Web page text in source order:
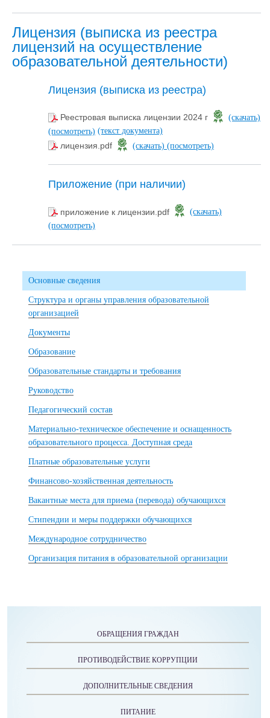
Лицензия (выписка из реестра
лицензий на осуществление
образовательной деятельности)
Лицензия (выписка из реестра)
Реестровая выписка лицензии 2024 г
(скачать)
(посмотреть) (текст документа)
лицензия.pdf (скачать) (посмотреть)
Приложение (при наличии)
приложение к лицензии.pdf
(скачать)
(посмотреть)
Основные сведения
Структура и органы управления образовательной
организацией
Документы
Образование
Образовательные стандарты и требования
Руководство
Педагогический состав
Материально-техническое обеспечение и оснащенность
образовательного процесса. Доступная среда
Платные образовательные услуги
Финансово-хозяйственная деятельность
Вакантные места для приема (перевода) обучающихся
Стипендии и меры поддержки обучающихся
Международное сотрудничество
Организация питания в образовательной организации
ОБРАЩЕНИЯ ГРАЖДАН
ПРОТИВОДЕЙСТВИЕ КОРРУПЦИИ
ДОПОЛНИТЕЛЬНЫЕ СВЕДЕНИЯ
ПИТАНИЕ